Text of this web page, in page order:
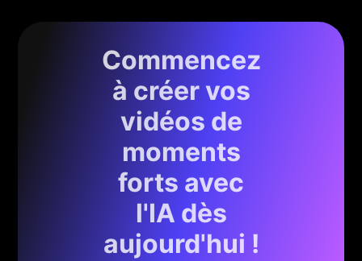
Commencez
à créer vos
vidéos de
moments
forts avec
l'IA dès
aujourd'hui !